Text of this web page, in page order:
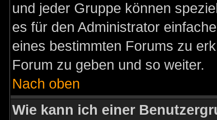
und jeder Gruppe können
es für den Administrator
eines bestimmten Forums zu
Forum zu geben und so weiter.
Nach oben
Wie kann ich einer